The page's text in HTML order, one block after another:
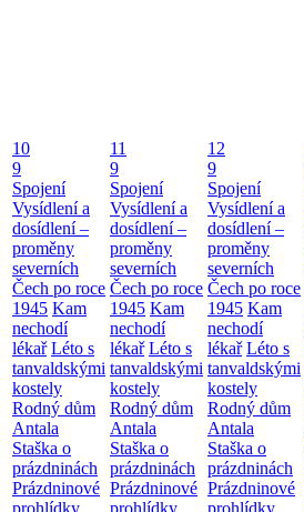
10
9
Spojení
Vysídlení a
dosídlení –
proměny
severních
Čech po roce
1945 Kam
nechodí
lékař Léto s
tanvaldskými
kostely
Rodný dům
Antala
Staška o
prázdninách
Prázdninové
11
9
Spojení
Vysídlení a
dosídlení –
proměny
severních
Čech po roce
1945 Kam
nechodí
lékař Léto s
tanvaldskými
kostely
Rodný dům
Antala
Staška o
prázdninách
Prázdninové
12
9
Spojení
Vysídlení a
dosídlení –
proměny
severních
Čech po roce
1945 Kam
nechodí
lékař Léto s
tanvaldskými
kostely
Rodný dům
Antala
Staška o
prázdninách
Prázdninové